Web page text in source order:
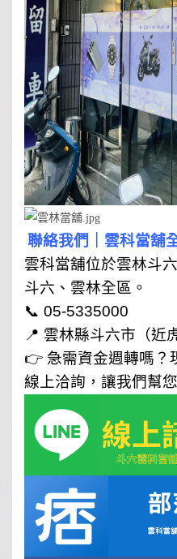
聯絡我們｜雲科當舖
雲科當舖位於雲林斗
斗六、雲林全區。
📞 05-5335000
📍 雲林縣斗六市（近
👉 急需資金週轉嗎？
線上洽詢，讓我們幫